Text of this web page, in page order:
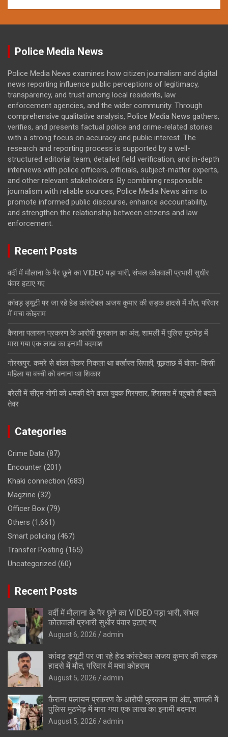
Police Media News
Police Media News examines how citizen journalism and digital
news reporting influence public perceptions of legitimacy,
transparency, and trust among local residents, law
enforcement agencies, and the wider community. Through
comprehensive qualitative analysis, Police Media News gathers,
verifies, and presents factual police and crime-related stories
with a strong focus on accuracy and public interest. The
research and reporting process is supported by a well-
structured editorial team, detailed field verification, and in-depth
interviews with police officers, officials, subject-matter experts,
and other relevant stakeholders. By combining responsible
journalism with reliable sources, Police Media News aims to
promote informed public discourse, enhance accountability,
and strengthen the relationship between citizens and law
enforcement.
Recent Posts
वर्दी में मौलाना के पैर छूने का VIDEO पड़ा भारी, संभल कोतवाली प्रभारी सुधीर
पंवार हटाए गए
कांवड़ ड्यूटी पर जा रहे हेड कांस्टेबल अजय कुमार की सड़क हादसे में मौत, परिवार
में मचा कोहराम
कैराना पलायन प्रकरण के आरोपी फुरकान का अंत, शामली में पुलिस मुठभेड़ में
मारा गया एक लाख का इनामी बदमाश
गोरखपुर: कमरे से बांका लेकर निकला था बर्खास्त सिपाही, पूछताछ में बोला- किसी
महिला या बच्ची को बनाना था शिकार
बरेली में सीएम योगी को धमकी देने वाला युवक गिरफ्तार, हिरासत में पहुंचते ही बदले
तेवर
Categories
Crime Data (87)
Encounter (201)
Khaki connection (683)
Magzine (32)
Officer Box (79)
Others (1,661)
Smart policing (467)
Transfer Posting (165)
Uncategorized (60)
Recent Posts
वर्दी में मौलाना के पैर छूने का VIDEO पड़ा भारी, संभल
कोतवाली प्रभारी सुधीर पंवार हटाए गए
August 6, 2026 admin
कांवड़ ड्यूटी पर जा रहे हेड कांस्टेबल अजय कुमार की सड़क
हादसे में मौत, परिवार में मचा कोहराम
August 5, 2026 admin
कैराना पलायन प्रकरण के आरोपी फुरकान का अंत, शामली में
पुलिस मुठभेड़ में मारा गया एक लाख का इनामी बदमाश
August 5, 2026 admin